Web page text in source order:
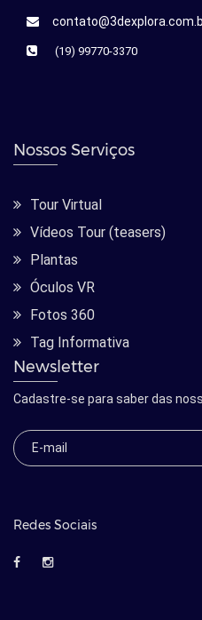
(19) 99770-3370
Nossos Serviços
Tour Virtual
Vídeos Tour (teasers)
Plantas
Óculos VR
Fotos 360
Tag Informativa
Newsletter
Cadastre-se para saber das
Redes Sociais